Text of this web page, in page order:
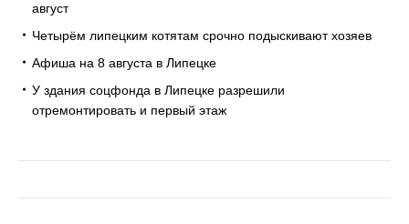
август
Четырём липецким котятам срочно подыскивают хозяев
Афиша на 8 августа в Липецке
У здания соцфонда в Липецке разрешили
отремонтировать и первый этаж